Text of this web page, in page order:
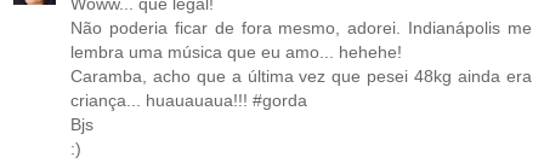
Não poderia ficar de fora mesmo, adorei. Indianápolis me
lembra uma música que eu amo... hehehe!
Caramba, acho que a última vez que pesei 48kg ainda era
criança... huauauaua!!! #gorda
Bjs
:)